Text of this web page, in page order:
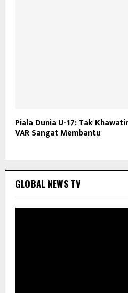
Piala Dunia U-17: Tak
VAR Sangat Membantu
GLOBAL NEWS TV